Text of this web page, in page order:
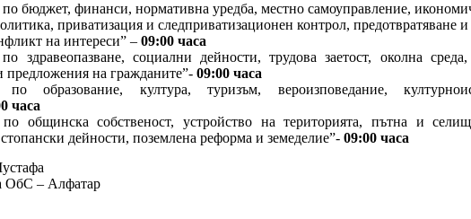
финанси, нормативна уредба, местно самоуправление,
приватизация и следприватизационен контрол, предотвратяване и
на интереси” – 09:00 часа
здравеопазване, социални дейности, трудова заетост, околна
предложения на гражданите”- 09:00 часа
по образование, култура, туризъм, вероизповедание,
часа
общинска собственост, устройство на територията, пътна и
дейности, поземлена реформа и земеделие”- 09:00 часа
ОбС – Алфатар